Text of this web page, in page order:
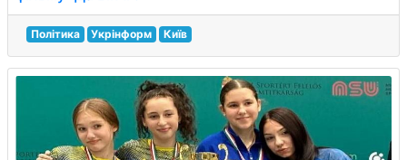
Політика Укрінформ Київ